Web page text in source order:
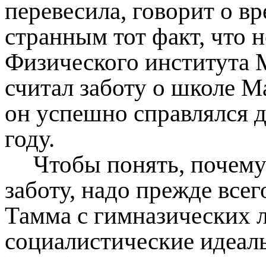
перевесила, говорит о
странным тот факт, что
Физического
считал заботу о школе
он успешно справлялся
году.
Чтобы понять,
заботу, надо прежде
Тамма с гимназических
социалистические